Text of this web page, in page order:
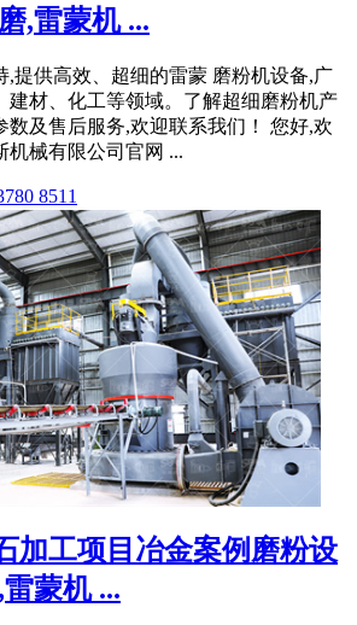
,雷蒙机 ...
,提供高效、超细的雷蒙 磨粉机设备,广
建材、化工等领域。了解超细磨粉机产
数及售后服务,欢迎联系我们！ 您好,欢
机械有限公司官网 ...
8511
加工项目冶金案例磨粉设
蒙机 ...